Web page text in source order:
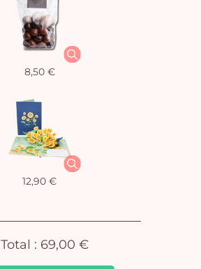
8,50 €
12,90 €
Total : 69,00 €